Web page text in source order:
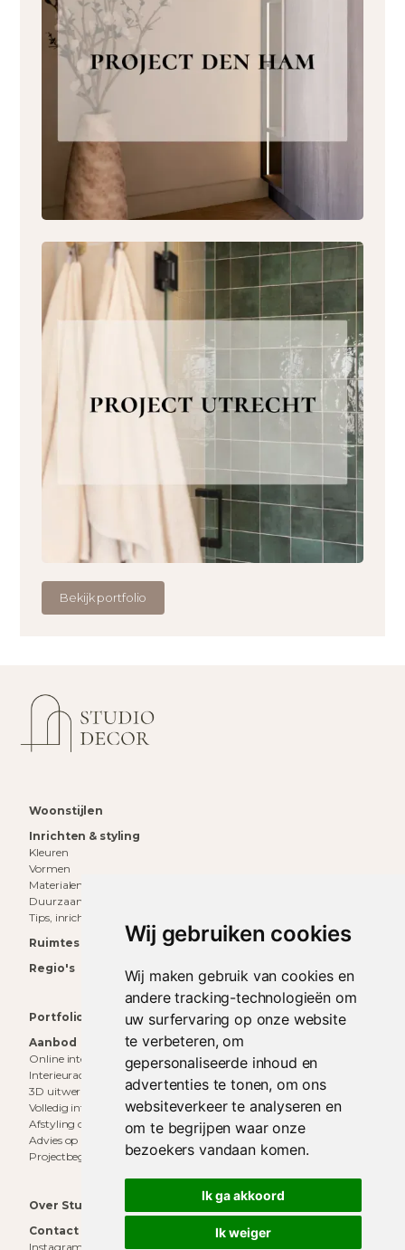
Wij gebruiken cookies
Wij maken gebruik van cookies en
andere tracking-technologieën om
uw surfervaring op onze website
te verbeteren, om
gepersonaliseerde inhoud en
advertenties te tonen, om ons
websiteverkeer te analyseren en
om te begrijpen waar onze
bezoekers vandaan komen.
Ik ga akkoord
Ik weiger
Bekijk portfolio
Woonstijlen
Inrichten & styling
Kleuren
Vormen
Materialen
Duurzaam wonen
Tips, inrichting & inspiratie
Ruimtes
Regio's
Portfolio
Aanbod
Online interieuradvies
Interieuradvies aan huis
3D uitwerking
Volledig interieurontwerp
Afstyling op locatie
Advies op maat
Projectbegeleiding
Over Studio Decor
Contact
Instagram